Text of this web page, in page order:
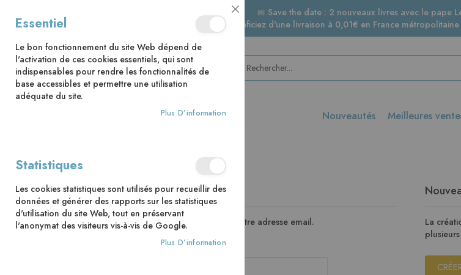
📅 Save the date : 2 nouveaux livres avec le pape
🚚 Bénéficiez d'une livraison à 0,01€ en France
Nouveautés Meilleures
Accès client
Clients enregistrés
Si vous avez un compte, connectez-vous avec votre adresse email.
La
Close
Cookie
Bar
Essentiel
Le bon fonctionnement du site Web dépend de
l'activation de ces cookies essentiels, qui sont
indispensables pour rendre les fonctionnalités de
base accessibles et permettre une utilisation
adéquate du site.
Plus D’information
Statistiques
Les cookies statistiques sont utilisés pour recueillir des
données et générer des rapports sur les statistiques
d'utilisation du site Web, tout en préservant
l'anonymat des visiteurs vis-à-vis de Google.
Plus D’information